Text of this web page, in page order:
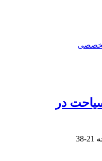
تخصصی
در
21-38